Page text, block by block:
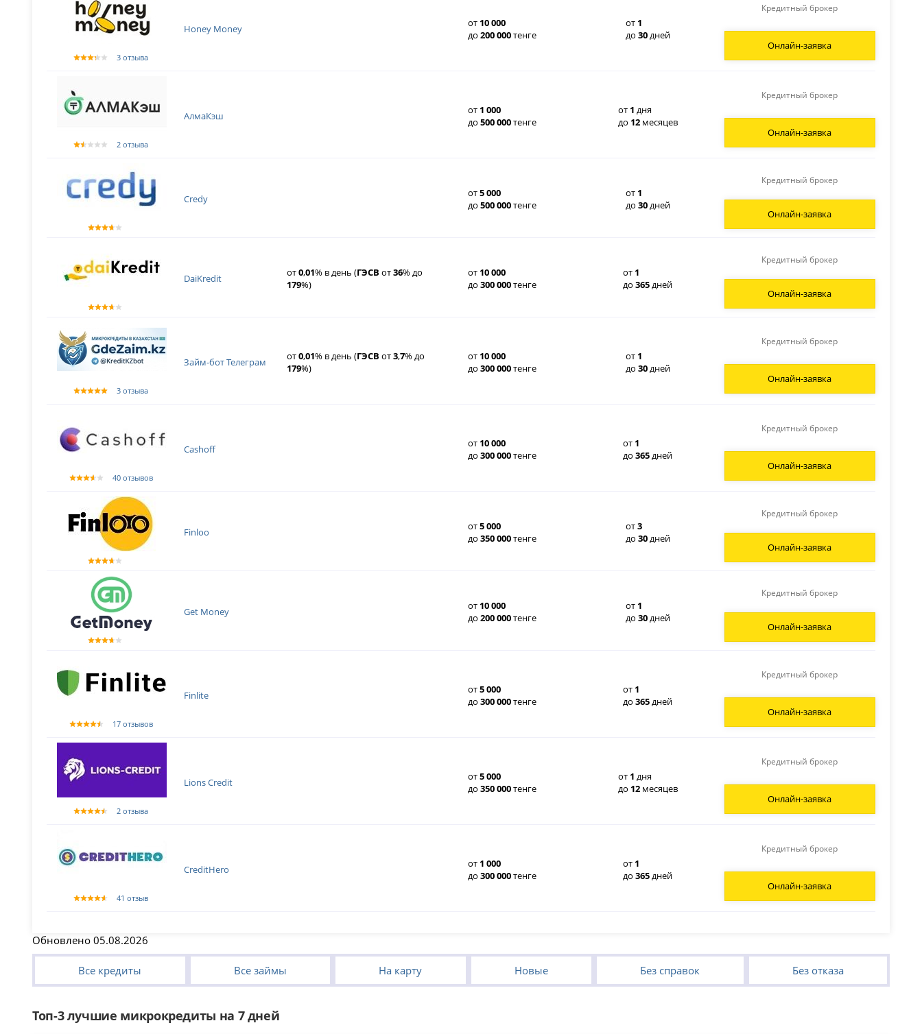
3 отзыва
Honey Money от 10000
до 200000тенге
от 1
до 30дней
Онлайн-заявка
Кредитный брокер
2 отзыва
АлмаКэш от 1 000
до 500000тенге
от 1 дня
до 12месяцев
Онлайн-заявка
Кредитный брокер
Credy от5000
до 500000тенге
от 1
до 30дней
Онлайн-заявка
Кредитный брокер
DaiKredit от0,01% в день (ГЭСВ от36% до
179%)
от 10000
до 300000тенге
от 1
до365дней
Онлайн-заявка
Кредитный брокер
3 отзыва
Займ-бот Телеграм от0,01% в день (ГЭСВ от3,7% до
179%)
от 10000
до 300000тенге
от 1
до 30дней
Онлайн-заявка
Кредитный брокер
40 отзывов
Cashoff от 10000
до 300000тенге
от 1
до365дней
Онлайн-заявка
Кредитный брокер
Finloo от5000
до 350000тенге
от3
до 30дней
Онлайн-заявка
Кредитный брокер
Get Money от 10000
до 200000тенге
от 1
до 30дней
Онлайн-заявка
Кредитный брокер
17 отзывов
Finlite от5000
до 300000тенге
от 1
до365дней
Онлайн-заявка
Кредитный брокер
2 отзыва
Lions Credit от5000
до 350000тенге
от 1 дня
до 12месяцев​
Онлайн-заявка
Кредитный брокер
41 отзыв
CreditHero от 1 000
до 300000тенге
от 1
до365дней
Онлайн-заявка
Кредитный брокер
Обновлено 05.08.2026
Все кредиты Все займы На карту Новые Без справок Без отказа
Топ-3 лучшие микрокредиты на 7 дней